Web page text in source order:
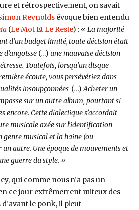
et rétrospectivement, on savait
Reynoldsévoque bien entendu
(Le Mot Et Le Reste) : « La majorité
d’un budget limité, toute décision était
d’angoisse (…) une mauvaise décision
Toutefois, lorsqu’un disque
écoute, vous persévériez dans
insoupçonnées. (…)Acheter un
sur un autre album, pourtant si
encore. Cette dialectique s’accordait
musicale axée sur l’identification
genre musical et la haine (ou
un autre. Une époque de mouvements et
guerre du style. »
qui comme nous n’a pas un
ce jour extrêmement miteux des
le ponk, il pleut